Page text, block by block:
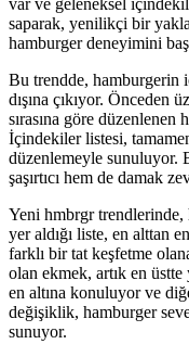
saparak, yenilikçi bir
hamburger deneyimini
Bu trendde, hamburgerin
dışına çıkıyor. Önceden
sırasına göre düzenlenen
İçindekiler listesi,
düzenlemeyle sunuluyor.
şaşırtıcı hem de damak
Yeni hmbrgr
yer aldığı liste, en alttan
farklı bir tat keşfetme
olan ekmek, artık en
en altına konuluyor ve
değişiklik, hamburger
sunuyor.